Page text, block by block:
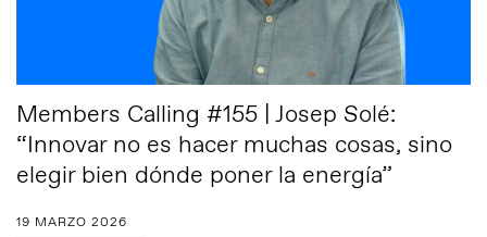
Members Calling #155 | Josep Solé:
“Innovar no es hacer muchas cosas, sino
elegir bien dónde poner la energía”
19 MARZO 2026